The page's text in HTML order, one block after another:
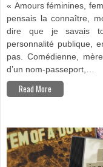
« Amours féminines,
pensais la connaître,
dire que je savais
personnalité publique,
pas. Comédienne,
d’un nom-passeport,…
Read More